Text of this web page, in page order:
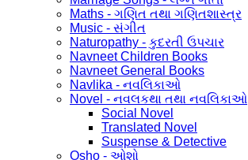
Maths - ગણિત તથા ગણિતશાસ્ત્ર
Music - સંગીત
Naturopathy - કુદરતી ઉપચાર
Navneet Children Books
Navneet General Books
Navlika - નવલિકાઓ
Novel - નવલકથા તથા નવલિકાઓ
Social Novel
Translated Novel
Suspense & Detective
Osho - ઓશો